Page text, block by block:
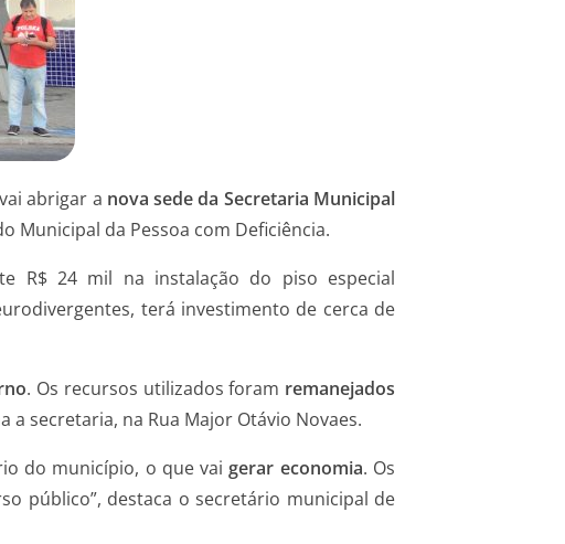
abrigar a nova sede da Secretaria Municipal
Municipal da Pessoa com Deficiência.
R$ 24 mil na instalação do piso especial
terá investimento de cerca de
. Os recursos utilizados foram remanejados
secretaria, na Rua Major Otávio Novaes.
do município, o que vaigerar economia. Os
público”, destaca o secretário municipal de